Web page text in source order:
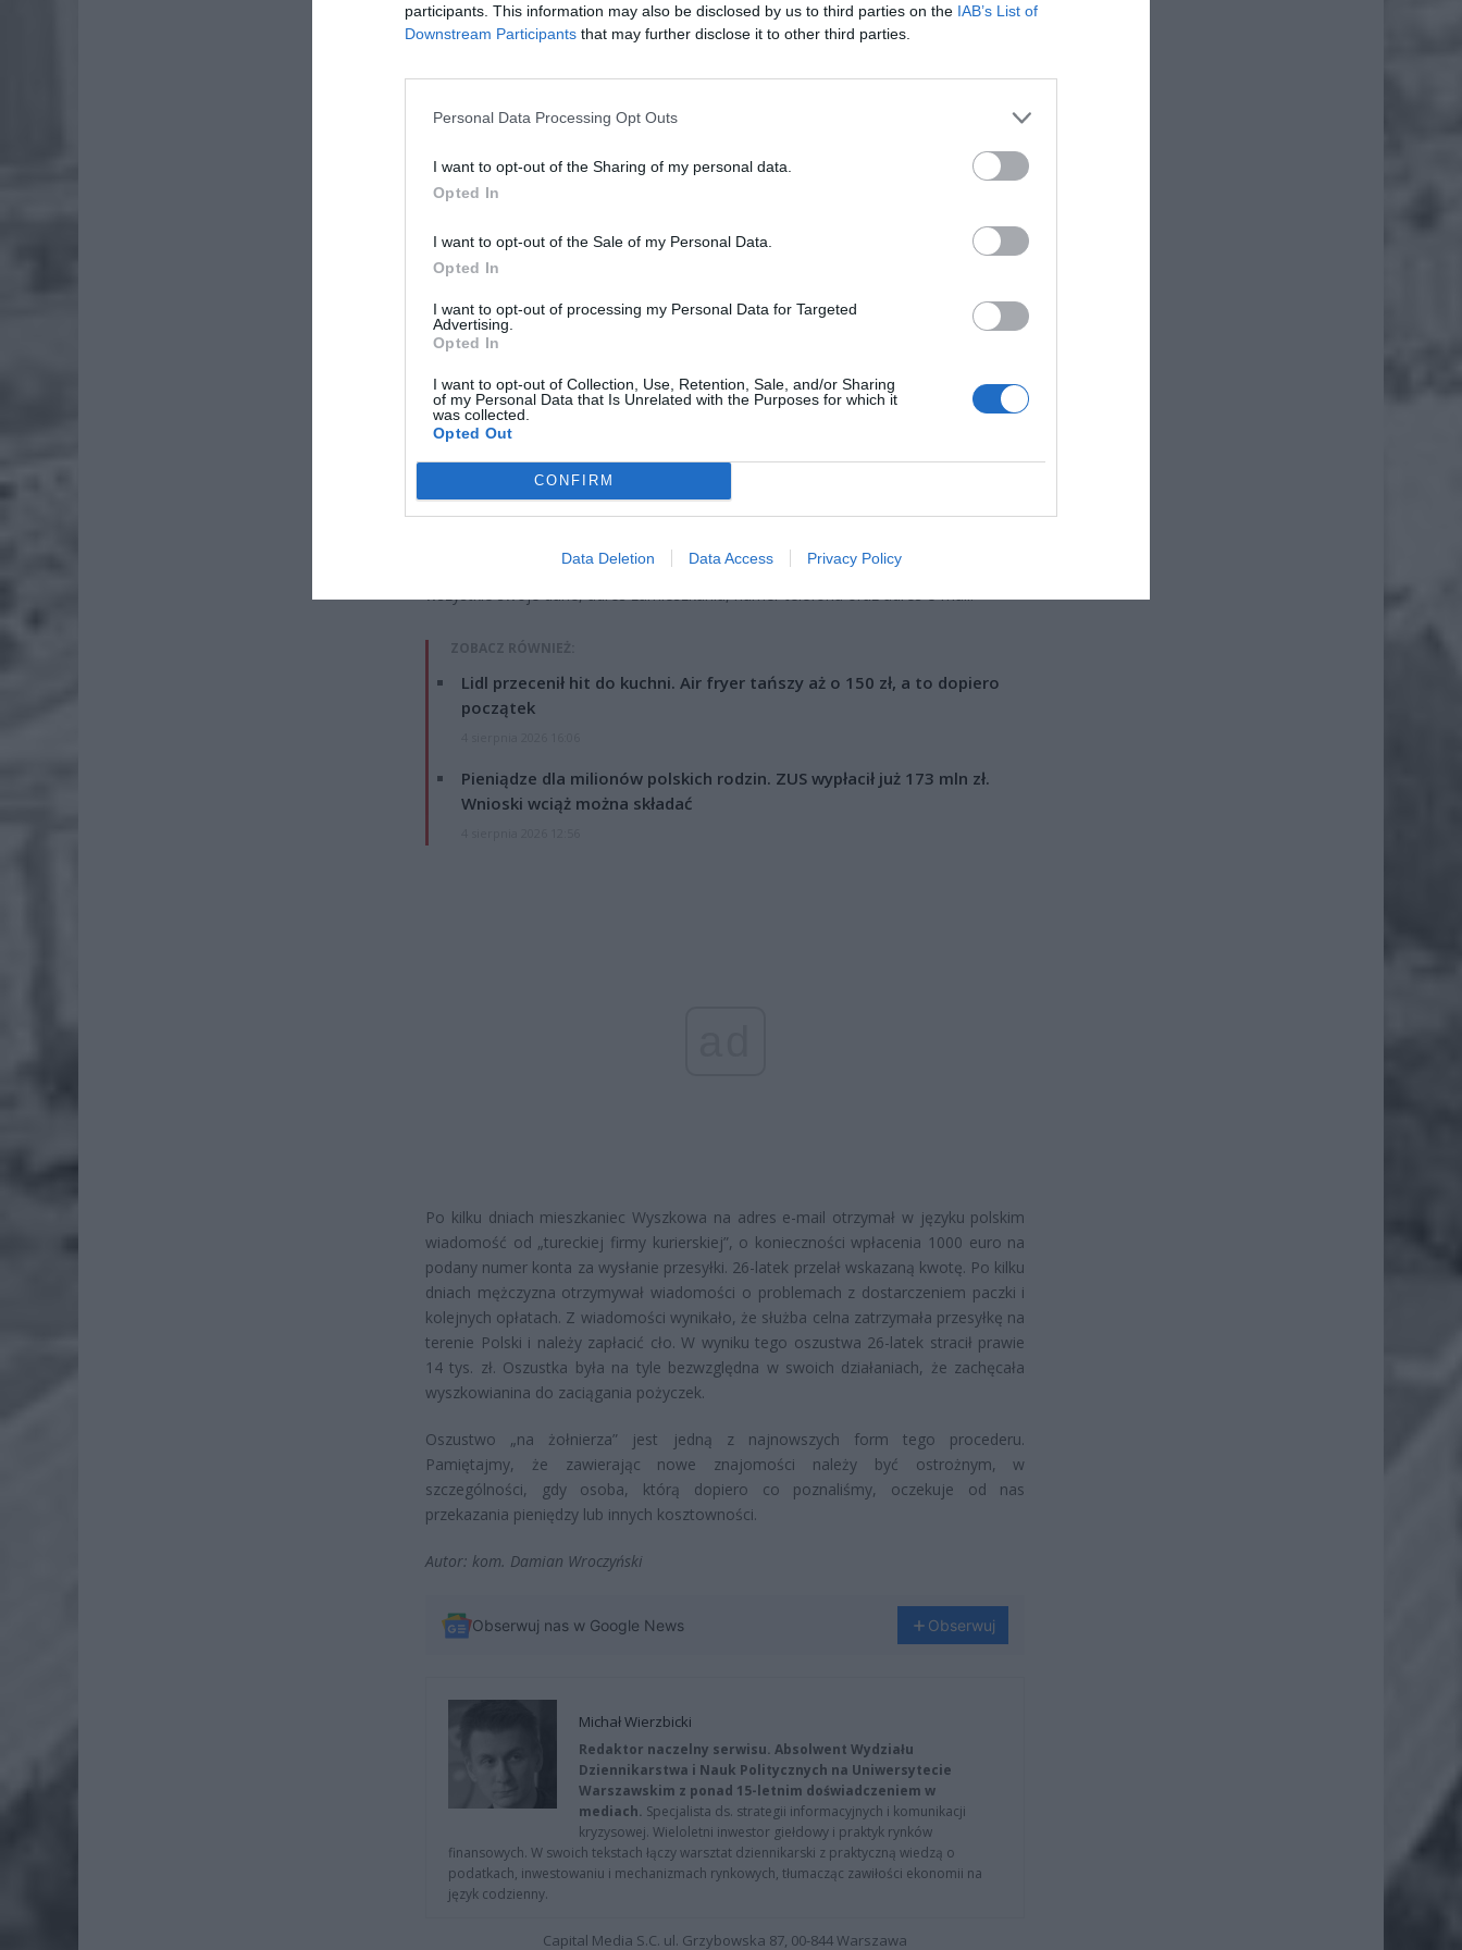
participants. This information may also be disclosed by us to third parties on the IAB’s List of
Downstream Participants that may further disclose it to other third parties.
Personal Data Processing Opt Outs
I want to opt-out of the Sharing of my personal data.
Opted In
I want to opt-out of the Sale of my Personal Data.
Opted In
I want to opt-out of processing my Personal Data for Targeted
Advertising.
Opted In
I want to opt-out of Collection, Use, Retention, Sale, and/or Sharing
of my Personal Data that Is Unrelated with the Purposes for which it
was collected.
Opted Out
CONFIRM
Data Deletion Data Access Privacy Policy
jednego z portali społecznościowych poznał młodą i atrakcyjną kobietę, która
podawała się za „amerykańską żołnierkę” z Florydy, pełniącą misję w tureckim
Przez jakiś czas mężczyzna prowadzili z kobietą korespondencję. Pewnego dnia
oszustka (bądź oszust, bo nigdy nie mamy pewności, kto jest po drugiej stronie)
wyznała mężczyźnie miłość. Następnie kobieta postanowiła przesłać mężczyźnie
milion dolarów. Dla uprawdopodobnienia swojej deklaracji oszustka przesłała do
wyszkowianina zdjęcie walizki pełnej pieniędzy. Mężczyzna miał tylko opłacić
przesyłkę przez firmę kurierską. 26-latek przekazał za pomocą komunikatora
wszystkie swoje dane, adres zamieszkania, numer telefonu oraz adres e-mail.
ZOBACZ RÓWNIEŻ:
Lidl przecenił hit do kuchni. Air fryer tańszy aż o 150 zł, a to dopiero
początek
Pieniądze dla milionów polskich rodzin. ZUS wypłacił już 173 mln zł.
Wnioski wciąż można składać
Po kilku dniach mieszkaniec Wyszkowa na adres e-mail otrzymał w języku polskim
wiadomość od „tureckiej firmy kurierskiej”, o konieczności wpłacenia 1000 euro na
podany numer konta za wysłanie przesyłki. 26-latek przelał wskazaną kwotę. Po kilku
dniach mężczyzna otrzymywał wiadomości o problemach z dostarczeniem paczki i
kolejnych opłatach. Z wiadomości wynikało, że służba celna zatrzymała przesyłkę na
terenie Polski i należy zapłacić cło. W wyniku tego oszustwa 26-latek stracił prawie
14 tys. zł. Oszustka była na tyle bezwzględna w swoich działaniach, że zachęcała
wyszkowianina do zaciągania pożyczek.
Oszustwo „na żołnierza” jest jedną z najnowszych form tego procederu.
Pamiętajmy, że zawierając nowe znajomości należy być ostrożnym, w
szczególności, gdy osoba, którą dopiero co poznaliśmy, oczekuje od nas
przekazania pieniędzy lub innych kosztowności.
Autor: kom. Damian Wroczyński
Obserwuj nas w Google News Obserwuj
Michał Wierzbicki
Redaktor naczelny serwisu. Absolwent Wydziału
Dziennikarstwa i Nauk Politycznych na Uniwersytecie
Warszawskim z ponad 15-letnim doświadczeniem w
mediach. Specjalista ds. strategii informacyjnych i komunikacji
kryzysowej. Wieloletni inwestor giełdowy i praktyk rynków
finansowych. W swoich tekstach łączy warsztat dziennikarski z praktyczną wiedzą o
podatkach, inwestowaniu i mechanizmach rynkowych, tłumacząc zawiłości ekonomii na
język codzienny.
Capital Media S.C. ul. Grzybowska 87, 00-844 Warszawa